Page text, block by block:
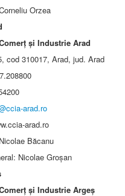
Orzea
şi Industrie Arad
cod 310017, Arad, jud. Arad
arad.ro
arad.ro
Băcanu
Nicolae Groşan
şi Industrie Argeş